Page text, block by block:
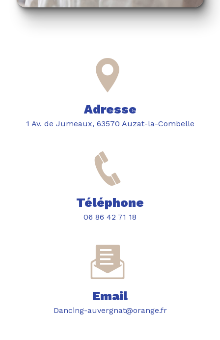
Adresse
1 Av. de Jumeaux, 63570 Auzat-la-Combelle
Téléphone
06 86 42 71 18
Email
dancing-auvergnat@orange.fr